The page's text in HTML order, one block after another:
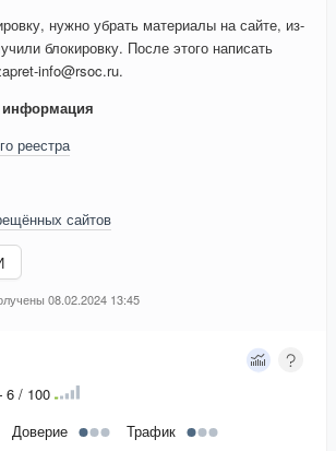
нужно убрать материалы на сайте, из-
блокировку. После этого написать
info@rsoc.ru.
информация
реестра
сайтов
08.02.2024 13:45
6 / 100
Доверие Трафик